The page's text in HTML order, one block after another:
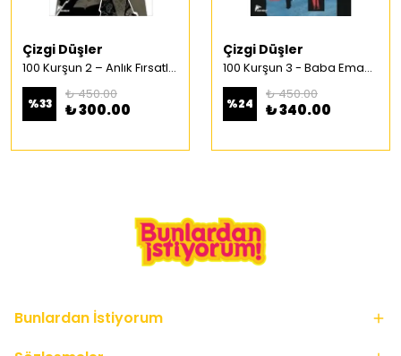
Çizgi Düşler
100 Kurşun 2 – Anlık Fırsatlar Türkçe Çizgi Roman
%33
₺ 450.00
₺ 300.00
Çizgi Düşler
100 Kurşun 3 - Baba Emaneti Türkçe Çizgi Roman
%24
₺ 450.00
₺ 340.00
Bunlardan İstiyorum